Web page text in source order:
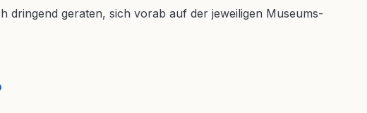
dringend geraten, sich vorab auf der jeweiligen Museums-